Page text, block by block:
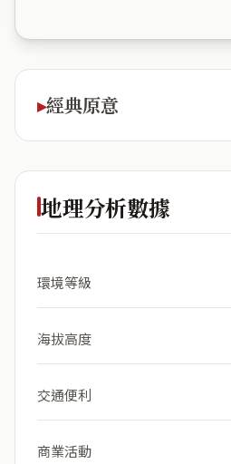
經典原意
地理分析數據
環境等級
海拔高度
交通便利
商業活動